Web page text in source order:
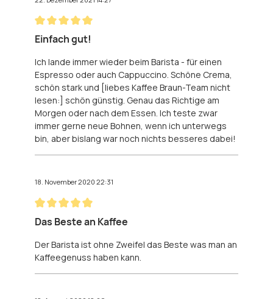
Bewertung mit 5 von 5 Sternen
Einfach gut!
Ich lande immer wieder beim Barista - für einen
Espresso oder auch Cappuccino. Schöne Crema,
schön stark und [liebes Kaffee Braun-Team nicht
lesen:] schön günstig. Genau das Richtige am
Morgen oder nach dem Essen. Ich teste zwar
immer gerne neue Bohnen, wenn ich unterwegs
bin, aber bislang war noch nichts besseres dabei!
18. November 2020 22:31
Bewertung mit 5 von 5 Sternen
Das Beste an Kaffee
Der Barista ist ohne Zweifel das Beste was man an
Kaffeegenuss haben kann.